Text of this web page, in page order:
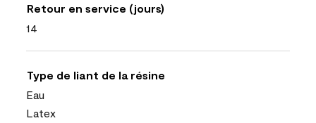
Retour en service (jours)
14
Type de liant de la résine
Eau
Latex